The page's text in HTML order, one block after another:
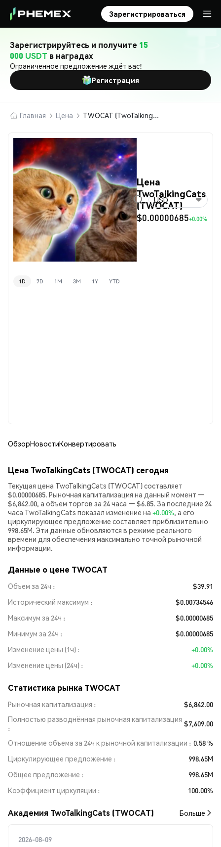
Зарегистрироваться
Зарегистрируйтесь и получите 15
000 USDT в наградах
Ограниченное предложение ждёт вас!
Регистрация
Главная Цена TWOCAT (TwoTalkingCats)
Цена
TwoTalkingCats
(TWOCAT)
$0.00000685+0.00%
USD
1D 7D 1M 3M 1Y YTD
ОбзорНовостиКонвертировать
Цена TwoTalkingCats (TWOCAT) сегодня
Текущая цена TwoTalkingCats (TWOCAT) составляет
$0.00000685. Рыночная капитализация на данный момент —
$6,842.00, а объем торгов за 24 часа — $6.85. За последние 24
часа TwoTalkingCats показал изменение на +0.00%, а его
циркулирующее предложение составляет приблизительно
998.65M. Эти данные обновляются в режиме реального
времени для обеспечения максимально точной рыночной
информации.
Данные о цене TWOCAT
Объем за 24ч
$39.91
Исторический максимум
$0.00734546
Максимум за 24ч
$0.00000685
Минимум за 24ч
$0.00000685
Изменение цены (1ч)
+0.00%
Изменение цены (24ч)
+0.00%
Статистика рынка TWOCAT
Рыночная капитализация
$6,842.00
Полностью разводнённая рыночная капитализация $7,609.00
Отношение объема за 24ч к рыночной капитализации
0.58 %
Циркулирующее предложение
998.65M
Общее предложение
998.65M
Коэффициент циркуляции
100.00%
Академия TwoTalkingCats (TWOCAT) Больше
2026-08-09